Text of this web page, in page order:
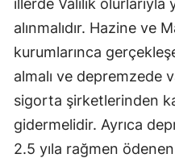
alınmalıdır. Hazine ve
kurumlarınca
almalı ve depremzede
sigorta şirketlerinden
gidermelidir. Ayrıca
2.5 yıla rağmen